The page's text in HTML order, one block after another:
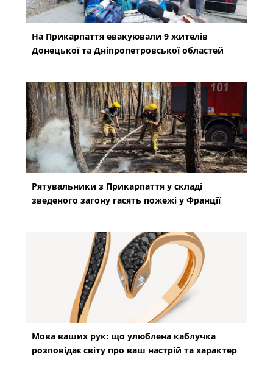
На Прикарпаття евакуювали 9 жителів
Донецької та Дніпропетровської областей
Рятувальники з Прикарпаття у складі
зведеного загону гасять пожежі у Франції
Мова ваших рук: що улюблена каблучка
розповідає світу про ваш настрій та характер